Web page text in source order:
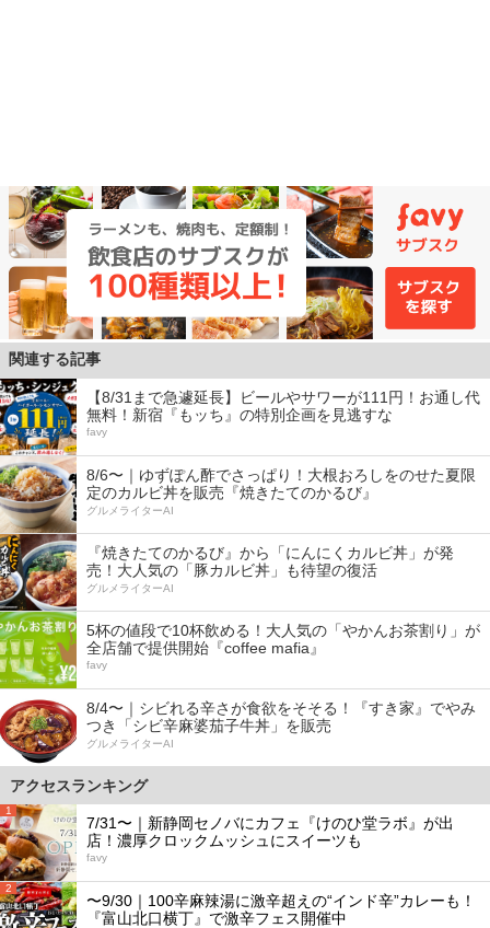
関連する記事
【8/31まで急遽延長】ビールやサワーが111円！お通し代
無料！新宿『もッち』の特別企画を見逃すな
favy
8/6〜｜ゆずぽん酢でさっぱり！大根おろしをのせた夏限
定のカルビ丼を販売『焼きたてのかるび』
グルメライターAI
『焼きたてのかるび』から「にんにくカルビ丼」が発
売！大人気の「豚カルビ丼」も待望の復活
グルメライターAI
5杯の値段で10杯飲める！大人気の「やかんお茶割り」が
全店舗で提供開始『coffee mafia』
favy
8/4〜｜シビれる辛さが食欲をそそる！『すき家』でやみ
つき「シビ辛麻婆茄子牛丼」を販売
グルメライターAI
アクセスランキング
1
7/31〜｜新静岡セノバにカフェ『けのひ堂ラボ』が出
店！濃厚クロックムッシュにスイーツも
favy
2
〜9/30｜100辛麻辣湯に激辛超えの“インド辛”カレーも！
『富山北口横丁』で激辛フェス開催中